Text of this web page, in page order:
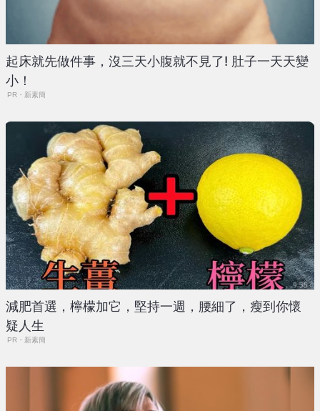
起床就先做件事，沒三天小腹就不見了! 肚子一天天變
小！
PR・新素簡
減肥首選，檸檬加它，堅持一週，腰細了，瘦到你懷
疑人生
PR・新素簡